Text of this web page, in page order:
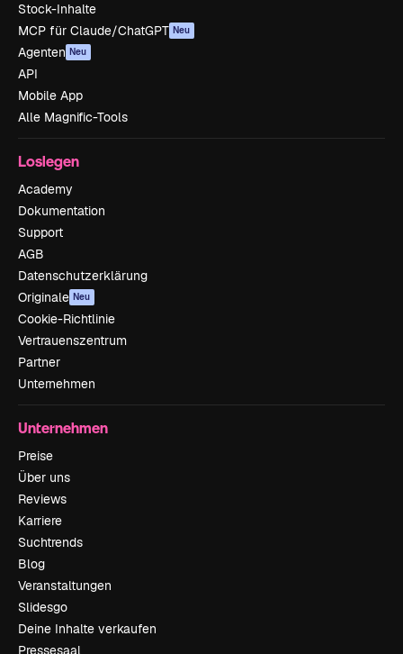
Stock-Inhalte
MCP für Claude/ChatGPT Neu
Agenten Neu
API
Mobile App
Alle Magnific-Tools
Loslegen
Academy
Dokumentation
Support
AGB
Datenschutzerklärung
Originale Neu
Cookie-Richtlinie
Vertrauenszentrum
Partner
Unternehmen
Unternehmen
Preise
Über uns
Reviews
Karriere
Suchtrends
Blog
Veranstaltungen
Slidesgo
Deine Inhalte verkaufen
Pressesaal